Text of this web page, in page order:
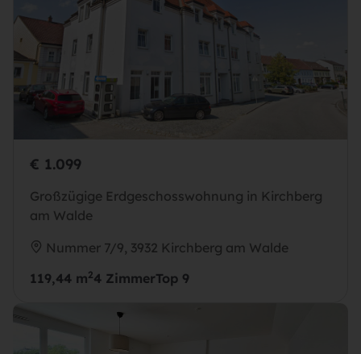
€ 1.099
Großzügige Erdgeschosswohnung in Kirchberg
am Walde
Nummer 7/9, 3932 Kirchberg am Walde
119,44 m24 ZimmerTop 9